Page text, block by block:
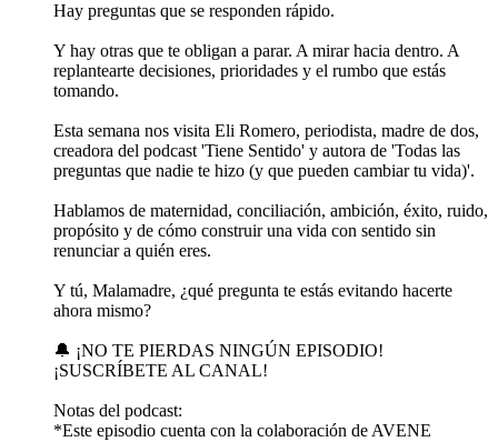
Hay preguntas que se responden rápido.
Y hay otras que te obligan a parar. A mirar hacia dentro. A
replantearte decisiones, prioridades y el rumbo que estás
tomando.
Esta semana nos visita Eli Romero, periodista, madre de dos,
creadora del podcast 'Tiene Sentido' y autora de 'Todas las
preguntas que nadie te hizo (y que pueden cambiar tu vida)'.
Hablamos de maternidad, conciliación, ambición, éxito, ruido,
propósito y de cómo construir una vida con sentido sin
renunciar a quién eres.
Y tú, Malamadre, ¿qué pregunta te estás evitando hacerte
ahora mismo?
🔔 ¡NO TE PIERDAS NINGÚN EPISODIO!
¡SUSCRÍBETE AL CANAL!
Notas del podcast:
*Este episodio cuenta con la colaboración de AVENE